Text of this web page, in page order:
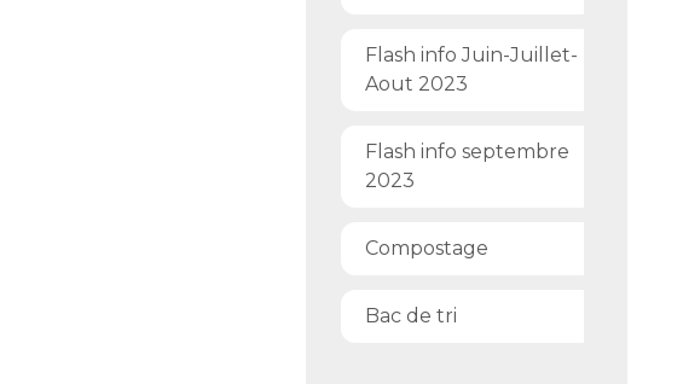
Flash info Juin-Juillet-
Aout 2023
Flash info septembre
2023
Compostage
Bac de tri